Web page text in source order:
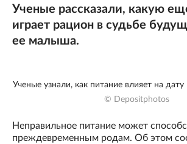
Ученые рассказали, какую
играет рацион в судьбе
ее малыша.
Ученые узнали, как питание влияет на
© Depositphotos
Неправильное питание может
преждевременным родам. Об этом